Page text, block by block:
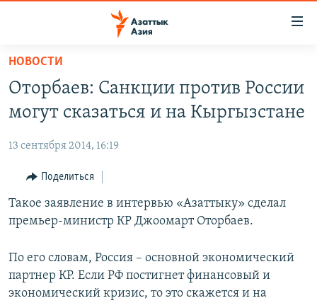
Вернуться
основному
содержанию
Вернутся
навигации
Вернутся
ЦЕНТРАЛЬНАЯ АЗИЯ
КАЗАХСТАН
УЗБЕКИСТАН
ТАДЖИКИСТАН
НОВОСТИ
ВОЙНА В УКРАИНЕ
НА ДРУГИХ ЯЗЫКАХ
ҚАЗАҚША
КЫРГЫЗЧА
ЎЗБЕКЧА
ТОҶИКӢ
TÜRKMENÇE
Все сайты РСЕ/РС
НОВОСТИ
Оторбаев: Санкции против России
могут сказаться и на Кыргызстане
13 сентября 2014, 16:19
Поделиться
Такое заявление в интервью «Азаттыку» сделал
премьер-министр КР Джоомарт Оторбаев.
По его словам, Россия – основной экономический
партнер КР. Если РФ постигнет финансовый и
экономический кризис, то это скажется и на